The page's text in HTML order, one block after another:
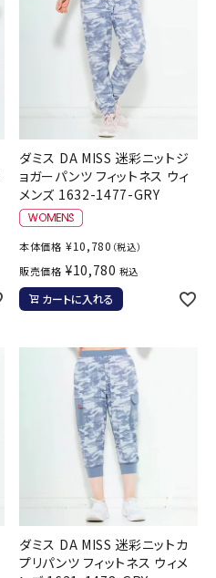
ダミス DA MISS 迷彩ニットジ
ョガーパンツ フィットネス ウィ
メンズ 1632-1477-GRY
本体価格 ¥10,780 （税込）
販売価格 ¥10,780 税込
カートに入れる
ダミス DA MISS 迷彩ニットカ
プリパンツ フィットネス ウィメ